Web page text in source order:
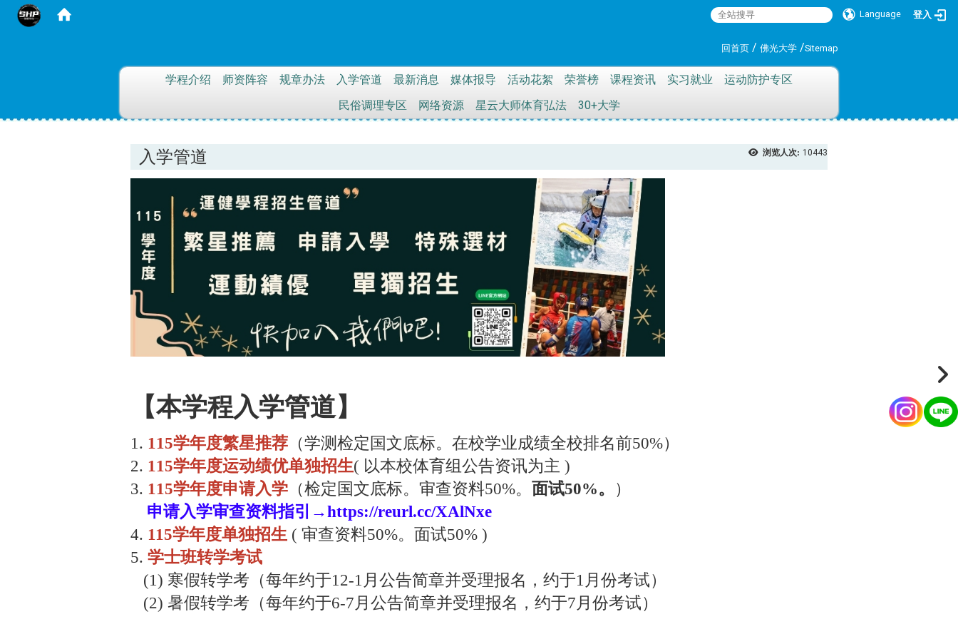
Language 登入
回首页 / 佛光大学 /Sitemap
::: 学程介绍 师资阵容 规章办法 入学管道 最新消息 媒体报导 活动花絮 荣誉榜 课程资讯 实习就业
运动防护专区
民俗调理专区
网络资源 星云大师体育弘法 30+大学
浏览人次: 10443
入学管道
【本学程入学管道】
1. 115学年度繁星推荐 （学测检定国文底标。在校学业成绩全校排名前50%）
2. 115学年度运动绩优单独招生( 以本校体育组公告资讯为主 )
3. 115学年度申请入学 （检定国文底标。审查资料50%。 面试50%。
）
申请入学审查资料指引→https://reurl.cc/XAlNxe
4. 115学年度单独招生 ( 审查资料50%。面试50% )
5. 学士班转学考试
(1) 寒假转学考（每年约于12-1月公告简章并受理报名，约于1月份考试）
(2) 暑假转学考（每年约于6-7月公告简章并受理报名，约于7月份考试）